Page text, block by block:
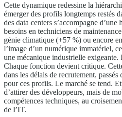
Cette dynamique redessine la
émerger des profils longtemps restés
des data centers s’accompagne d’une
besoins en techniciens de
génie climatique (+57 %) ou encore
l’image d’un numérique immatériel,
une mécanique industrielle exigeante.
Chaque fonction devient critique.
dans les délais de recrutement,
pour ces profils. Le marché se tend.
d’attirer des développeurs, mais de
compétences techniques, au
de l’IT.